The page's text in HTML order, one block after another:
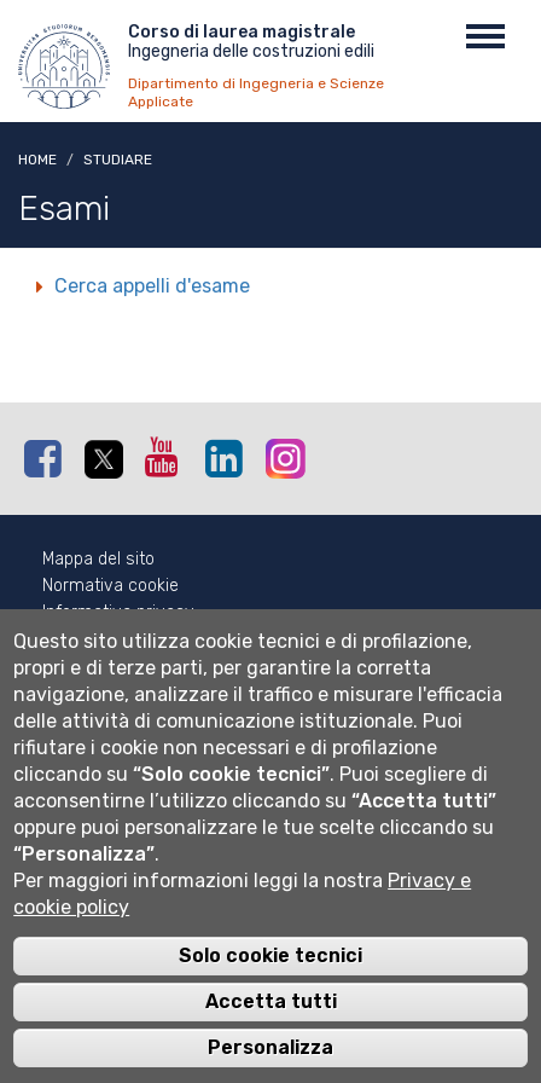
contenuto
principale
Menu
top
Corso di laurea magistrale
Ingegneria delle costruzioni edili
Dipartimento di Ingegneria e Scienze
Applicate
HOME STUDIARE
Esami
Cerca appelli d'esame
Facebook Twitter Youtube Linkedin
Mappa del sito
Normativa cookie
Informativa privacy
Cookie settings
Wi-fi
Webmail
Università degli studi di Bergamo
via Salvecchio 19
Cod. Fiscale 80004350163
P.IVA 01612800167
Questo sito utilizza cookie tecnici e di profilazione,
propri e di terze parti, per garantire la corretta
navigazione, analizzare il traffico e misurare l'efficacia
delle attività di comunicazione istituzionale. Puoi
rifiutare i cookie non necessari e di profilazione
cliccando su“Solo cookie tecnici”. Puoi scegliere di
acconsentirne l’utilizzo cliccando su“Accetta tutti”
oppure puoi personalizzare le tue scelte cliccando su
“Personalizza”.
Per maggiori informazioni leggi la nostra Privacy e
cookie policy
Solo cookie tecnici
Accetta tutti
Personalizza